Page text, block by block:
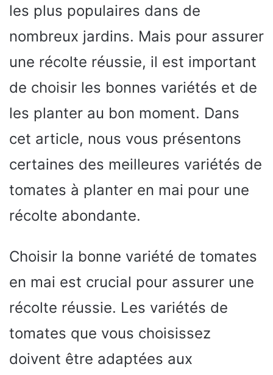
les plus populaires dans de
nombreux jardins. Mais pour assurer
une récolte réussie, il est important
de choisir les bonnes variétés et de
les planter au bon moment. Dans
cet article, nous vous présentons
certaines des meilleures variétés de
tomates à planter en mai pour une
récolte abondante.
Choisir la bonne variété de tomates
en mai est crucial pour assurer une
récolte réussie. Les variétés de
tomates que vous choisissez
doivent être adaptées aux